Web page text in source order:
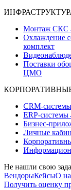
Монтаж СКС
Охлаждение
комплект
Поставки
ЦМО
CRM-системы
ERP-системы
Бизнес-
Личные
Не нашли свою
ВендорыКейсыО
Получить оценку